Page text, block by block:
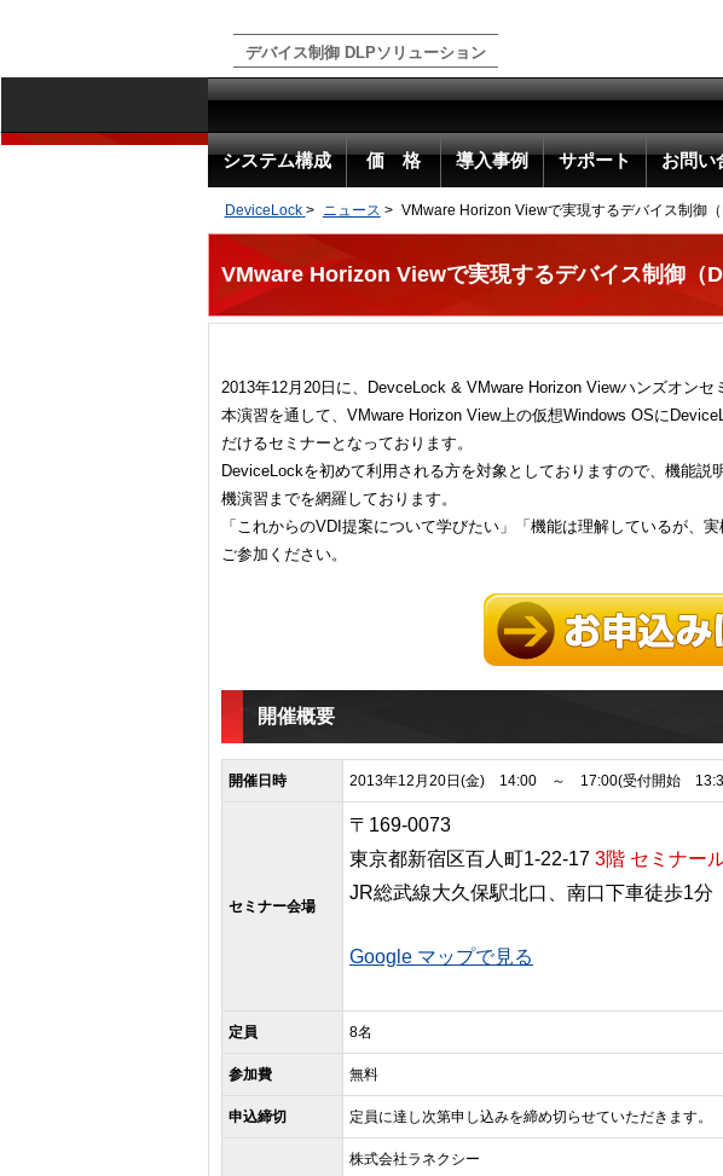
デバイス制御 DLPソリューション
システム構成 価 格 導入事例 サポート お問い
DeviceLock > ニュース > VMware Horizon Viewで実現するデバイス制御
VMware Horizon Viewで実現するデバイス制御（
2013年12月20日に、DevceLock & VMware Horizon Viewハンズオンセ
本演習を通して、VMware Horizon View上の仮想Windows OSに
だけるセミナーとなっております。
DeviceLockを初めて利用される方を対象としておりますので、機能
機演習までを網羅しております。
「これからのVDI提案について学びたい」「機能は理解しているが、
ご参加ください。
開催概要
開催日時 2013年12月20日(金) 14:00 ～ 17:00(受付開始
セミナー会場
〒169-0073
東京都新宿区百人町1-22-17 3階 セミナー
JR総武線大久保駅北口、南口下車徒歩1分
Google マップで見る
定員 8名
参加費 無料
申込締切 定員に達し次第申し込みを締め切らせていただきます。
株式会社ラネクシー